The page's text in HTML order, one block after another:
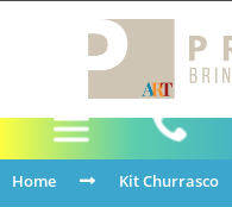
Home Kit Churrasco